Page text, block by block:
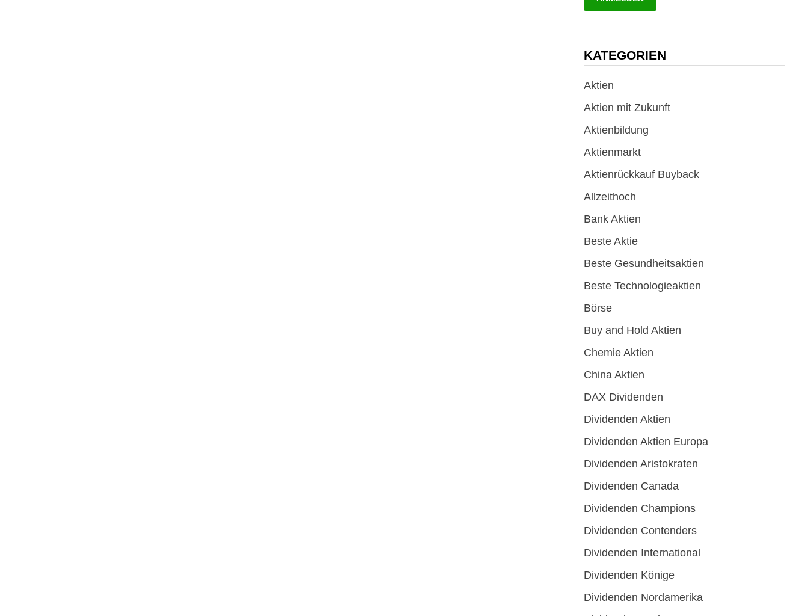
KATEGORIEN
Aktien
Aktien mit Zukunft
Aktienbildung
Aktienmarkt
Aktienrückkauf Buyback
Allzeithoch
Bank Aktien
Beste Aktie
Beste Gesundheitsaktien
Beste Technologieaktien
Börse
Buy and Hold Aktien
Chemie Aktien
China Aktien
DAX Dividenden
Dividenden Aktien
Dividenden Aktien Europa
Dividenden Aristokraten
Dividenden Canada
Dividenden Champions
Dividenden Contenders
Dividenden International
Dividenden Könige
Dividenden Nordamerika